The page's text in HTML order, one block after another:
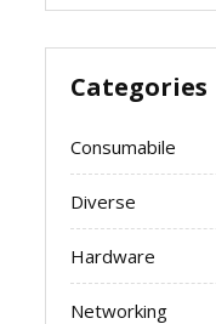
Categories
Consumabile
Diverse
Hardware
Networking